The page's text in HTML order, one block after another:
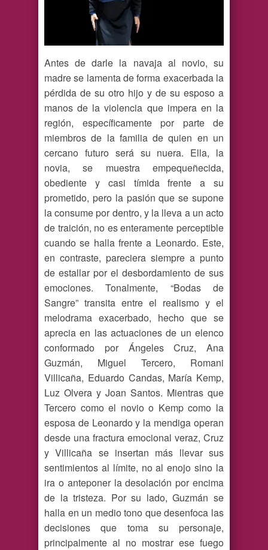
Antes de darle la navaja al novio, su
madre se lamenta de forma exacerbada la
pérdida de su otro hijo y de su esposo a
manos de la violencia que impera en la
región, específicamente por parte de
miembros de la familia de quien en un
cercano futuro será su nuera. Ella, la
novia, se muestra empequeñecida,
obediente y casi tímida frente a su
prometido, pero la pasión que se supone
la consume por dentro, y la lleva a un acto
de traición, no es enteramente perceptible
cuando se halla frente a Leonardo. Este,
en contraste, pareciera siempre a punto
de estallar por el desbordamiento de sus
emociones. Tonalmente, “Bodas de
Sangre” transita entre el realismo y el
melodrama exacerbado, hecho que se
aprecia en las actuaciones de un elenco
conformado por Ángeles Cruz, Ana
Guzmán, Miguel Tercero, Romani
Villicaña, Eduardo Candas, María Kemp,
Luz Olvera y Joan Santos. Mientras que
Tercero como el novio o Kemp como la
esposa de Leonardo y la mendiga operan
desde una fractura emocional veraz, Cruz
y Villicaña se insertan más llevar sus
sentimientos al límite, no al enojo sino la
ira o anteponer la desolación por encima
de la tristeza. Por su lado, Guzmán se
halla en un medio tono que desenfoca las
decisiones que toma su personaje,
principalmente al no mostrar ese fuego